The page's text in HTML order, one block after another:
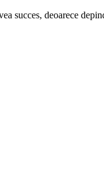
succes, deoarece